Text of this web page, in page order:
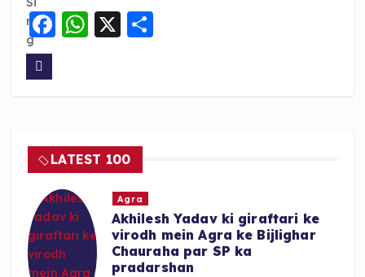
F
o
o
k
W
p
p
X S
LATEST 100
Agra
Akhilesh Yadav ki giraftari ke
virodh mein Agra ke Bijlighar
Chauraha par SP ka
pradarshan